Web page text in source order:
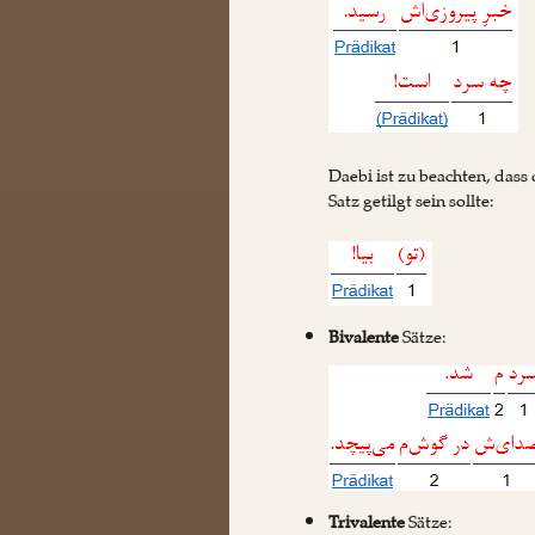
Daebi ist zu beachten,
Satz getilgt sein sollte:
BivalenteSätze:
TrivalenteSätze: